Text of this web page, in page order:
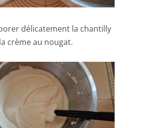
délicatement la chantilly
crème au nougat.